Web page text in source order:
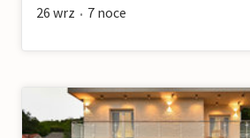
26 wrz • 7 noce